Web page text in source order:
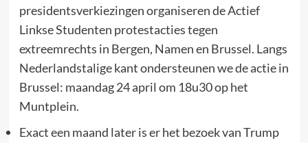
presidentsverkiezingen organiseren de Actief
Linkse Studenten protestacties tegen
extreemrechts in Bergen, Namen en Brussel. Langs
Nederlandstalige kant ondersteunen we de actie in
Brussel: maandag 24 april om 18u30 op het
Muntplein.
Exact een maand later is er het bezoek van Trump